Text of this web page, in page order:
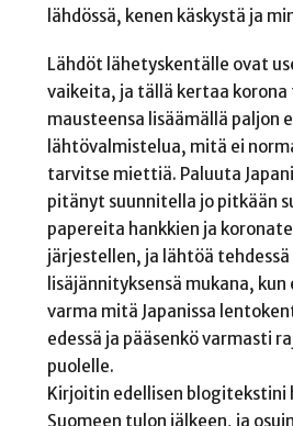
lähdössä, kenen käskystä ja
Lähdöt lähetyskentälle ovat
vaikeita, ja tällä kertaa korona
mausteensa lisäämällä paljon
lähtövalmistelua, mitä ei
tarvitse miettiä. Paluuta
pitänyt suunnitella jo pitkään
papereita hankkien ja
järjestellen, ja lähtöä tehdessä
lisäjännityksensä mukana, kun
varma mitä Japanissa
edessä ja pääsenkö varmasti
puolelle.
Kirjoitin edellisen blogitekstini
Suomeen tulon jälkeen, ja